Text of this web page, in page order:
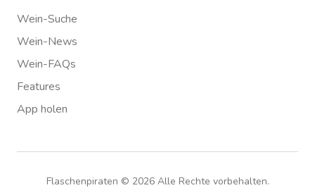
Wein-Suche
Wein-News
Wein-FAQs
Features
App holen
Flaschenpiraten © 2026Alle Rechte vorbehalten.